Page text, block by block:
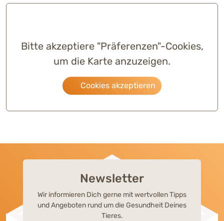
Bitte akzeptiere "Präferenzen"-Cookies,
um die Karte anzuzeigen.
Cookies akzeptieren
Newsletter
Wir informieren Dich gerne mit wertvollen Tipps
und Angeboten rund um die Gesundheit Deines
Tieres.